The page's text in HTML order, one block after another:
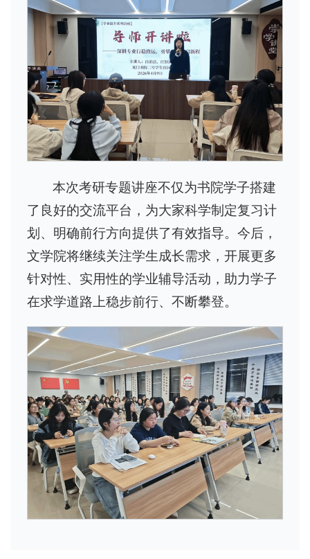
本次考研专题讲座不仅为书院学子搭建
了良好的交流平台，为大家科学制定复习计
划、明确前行方向提供了有效指导。今后，
文学院将继续关注学生成长需求，开展更多
针对性、实用性的学业辅导活动，助力学子
在求学道路上稳步前行、不断攀登。